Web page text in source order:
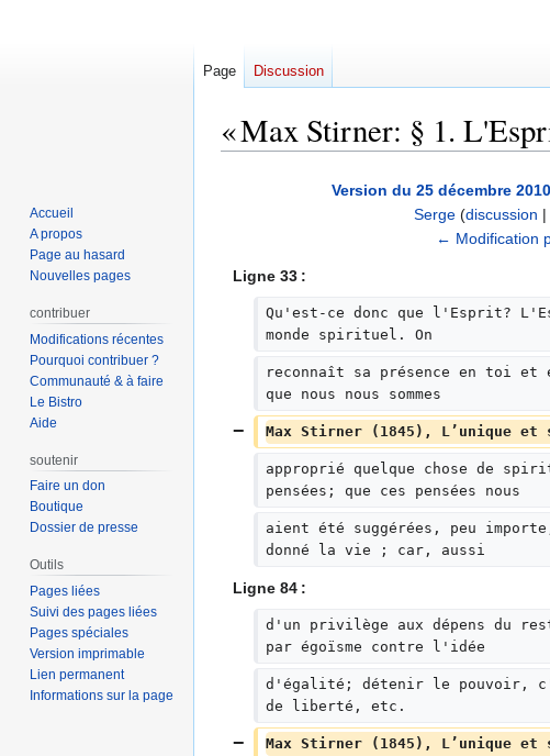
« Max Stirner: § 1.
Version du 25 décembre
Serge (discussion |
c
u
a
← Modification
Ligne 33 :
Qu'est-ce donc que l'Esprit?
monde spirituel. On
reconnaît sa présence en toi et
que nous nous sommes
Max Stirner (1845), L’unique et
approprié quelque chose de
pensées; que ces pensées nous
aient été suggérées, peu
donné la vie ; car, aussi
Ligne 84 :
d'un privilège aux dépens du
par égoïsme contre l'idée
d'égalité; détenir le pouvoir,
de liberté, etc.
Max Stirner (1845), L’unique et
Page Discussion
Accueil
A propos
Page au hasard
Nouvelles pages
contribuer
Modifications récentes
Pourquoi contribuer ?
Communauté & à faire
Le Bistro
Aide
soutenir
Faire un don
Boutique
Dossier de presse
Outils
Pages liées
Suivi des pages liées
Pages spéciales
Version imprimable
Lien permanent
Informations sur la page